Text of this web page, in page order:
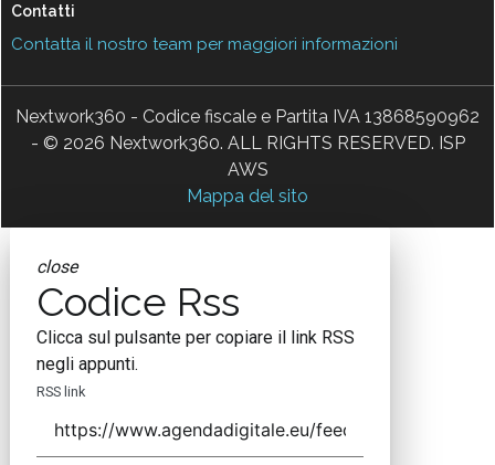
Contatti
Contatta il nostro team per maggiori informazioni
Nextwork360 - Codice fiscale e Partita IVA 13868590962
- © 2026 Nextwork360. ALL RIGHTS RESERVED. ISP
AWS
Mappa del sito
close
Codice Rss
Clicca sul pulsante per copiare il link RSS
negli appunti.
RSS link